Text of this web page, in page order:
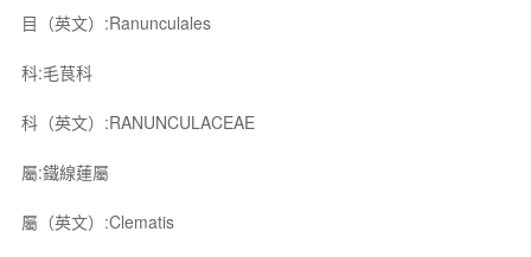
目（英文）:Ranunculales
科:毛茛科
科（英文）:RANUNCULACEAE
屬:鐵線蓮屬
屬（英文）:Clematis